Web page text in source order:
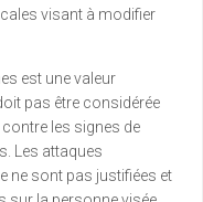
visant à modifier
est une valeur
pas être considérée
les signes de
Les attaques
ne sont pas justifiées et